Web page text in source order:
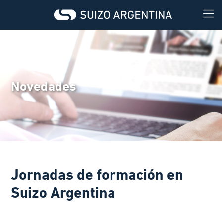
Novedades
Jornadas de formación en
Suizo Argentina